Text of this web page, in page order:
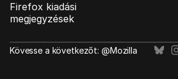
Firefox kiadási
megjegyzések
Kövesse a következőt: @Mozilla